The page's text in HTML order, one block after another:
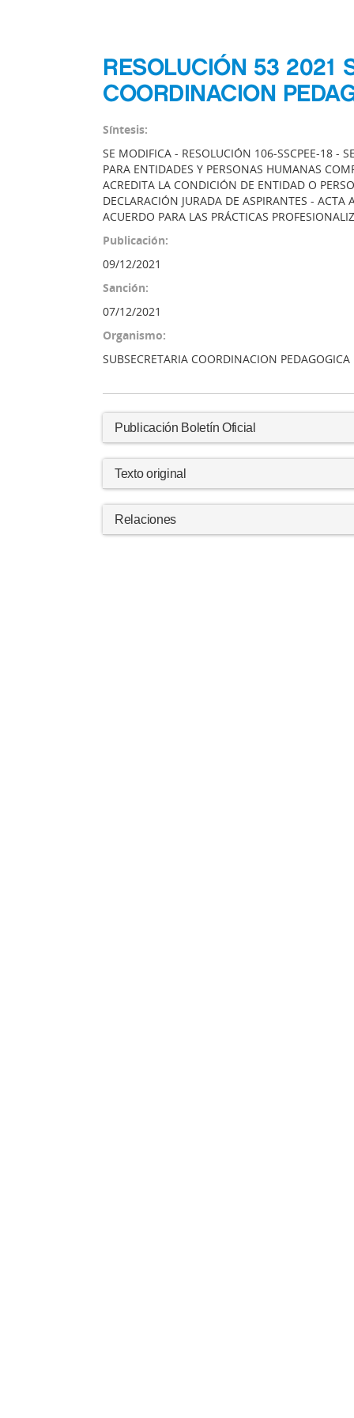
RESOLUCIÓN 53 2021
COORDINACION
Síntesis:
SE MODIFICA - RESOLUCIÓN 106-SSCPEE-18 -
PARA ENTIDADES Y PERSONAS HUMANAS
ACREDITA LA CONDICIÓN DE ENTIDAD O
DECLARACIÓN JURADA DE ASPIRANTES -
ACUERDO PARA LAS PRÁCTICAS
Publicación:
09/12/2021
Sanción:
07/12/2021
Organismo:
SUBSECRETARIA COORDINACION
Publicación Boletín Oficial
Texto original
Relaciones